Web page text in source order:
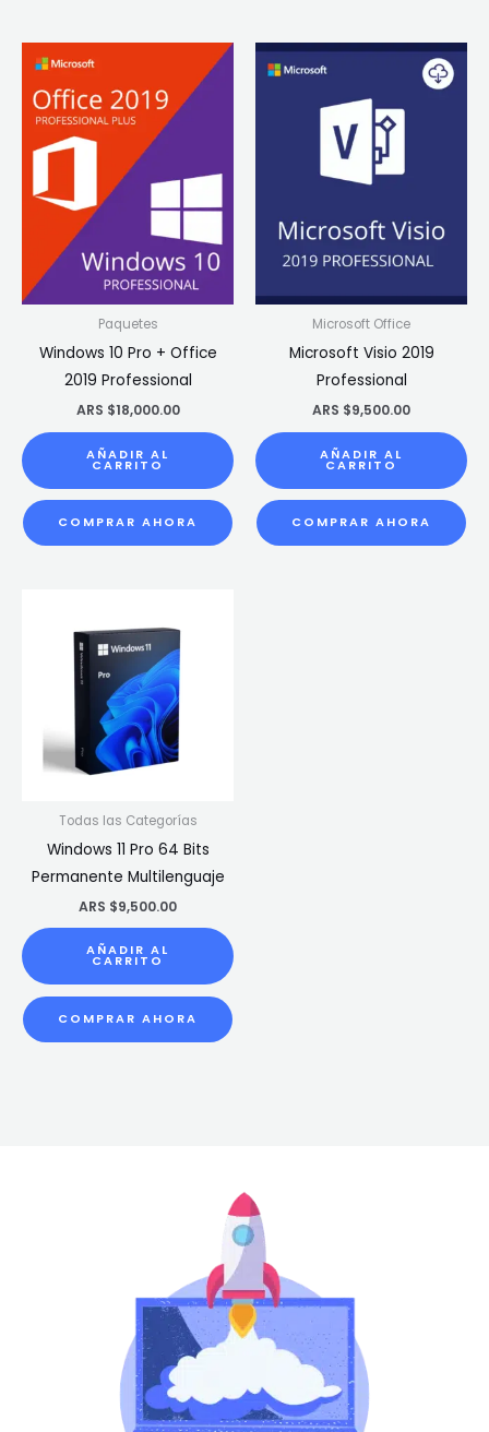
Paquetes
Windows 10 Pro + Office
2019 Professional
ARS $18,000.00
AÑADIR AL
CARRITO
COMPRAR AHORA
Microsoft Office
Microsoft Visio 2019
Professional
ARS $9,500.00
AÑADIR AL
CARRITO
COMPRAR AHORA
Todas las Categorías
Windows 11 Pro 64 Bits
Permanente Multilenguaje
ARS $9,500.00
AÑADIR AL
CARRITO
COMPRAR AHORA